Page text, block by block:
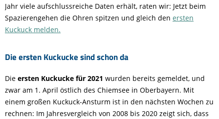
Jahr viele aufschlussreiche Daten erhält, raten wir: Jetzt beim
Spazierengehen die Ohren spitzen und gleich den ersten
Kuckuck melden.
Die ersten Kuckucke sind schon da
Die ersten Kuckucke für 2021 wurden bereits gemeldet, und
zwar am 1. April östlich des Chiemsee in Oberbayern. Mit
einem großen Kuckuck-Ansturm ist in den nächsten Wochen zu
rechnen: Im Jahresvergleich von 2008 bis 2020 zeigt sich, dass